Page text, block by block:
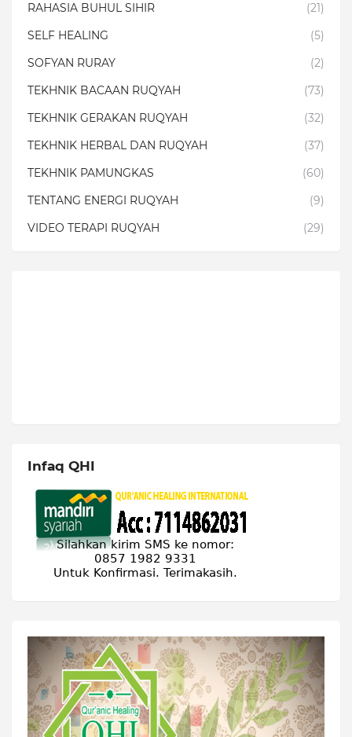
RAHASIA BUHUL SIHIR
(21)
SELF HEALING
(5)
SOFYAN RURAY
(2)
TEKHNIK BACAAN RUQYAH
(73)
TEKHNIK GERAKAN RUQYAH
(32)
TEKHNIK HERBAL DAN RUQYAH
(37)
TEKHNIK PAMUNGKAS
(60)
TENTANG ENERGI RUQYAH
(9)
VIDEO TERAPI RUQYAH
(29)
Infaq QHI